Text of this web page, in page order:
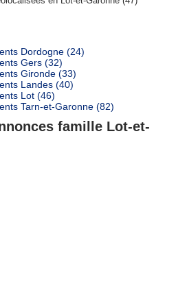
Dordogne (24)
Gers (32)
Gironde (33)
Landes (40)
Lot (46)
Tarn-et-Garonne (82)
famille Lot-et-